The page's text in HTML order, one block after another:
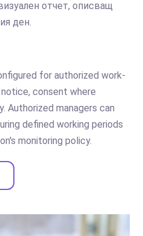
отчет, описващ
ден.
for authorized work-
consent where
Authorized managers can
defined working periods
monitoring policy.